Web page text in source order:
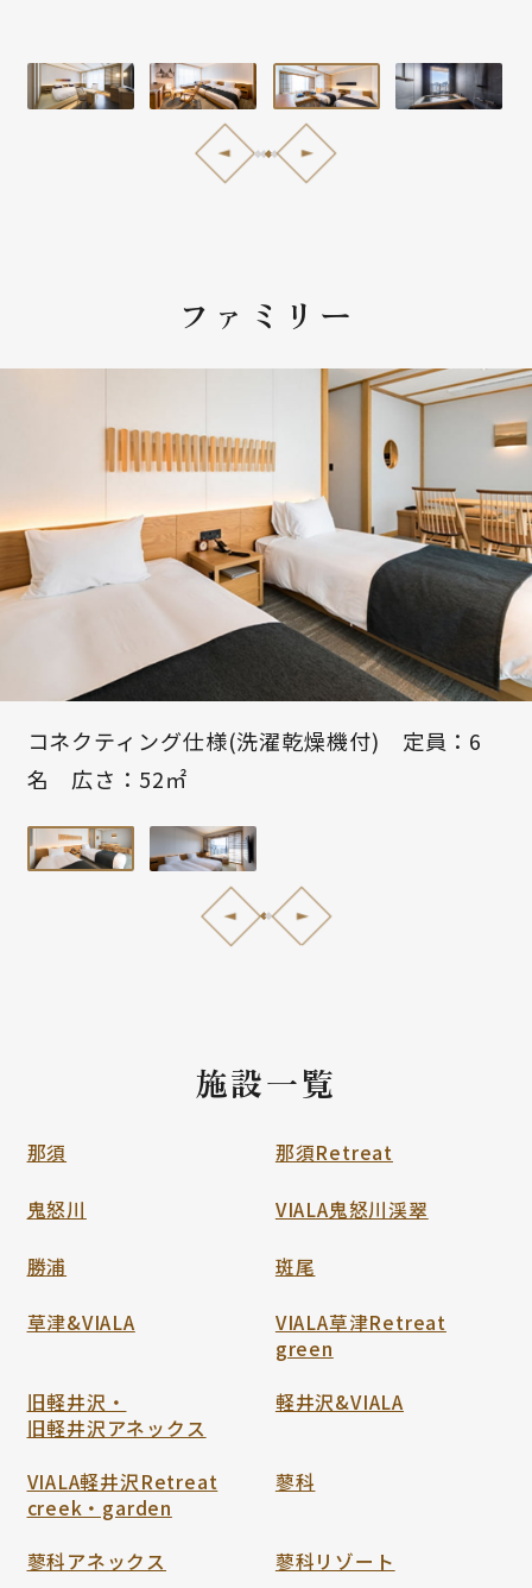
ファミリー
コネクティング仕様(洗濯乾燥機付) 定員：6
名 広さ：52㎡
施設一覧
那須 那須Retreat
鬼怒川 VIALA鬼怒川渓翠
勝浦 斑尾
草津&VIALA
VIALA草津Retreat
green
旧軽井沢・
旧軽井沢アネックス
軽井沢&VIALA
VIALA軽井沢Retreat
creek・garden
蓼科
蓼科アネックス 蓼科リゾート